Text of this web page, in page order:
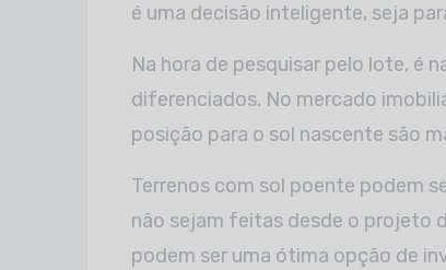
é uma decisão inteligente, seja
Na hora de pesquisar pelo lote, é
diferenciados. No mercado
posição para o sol nascente são
Terrenos com sol poente podem
não sejam feitas desde o projeto
podem ser uma ótima opção de